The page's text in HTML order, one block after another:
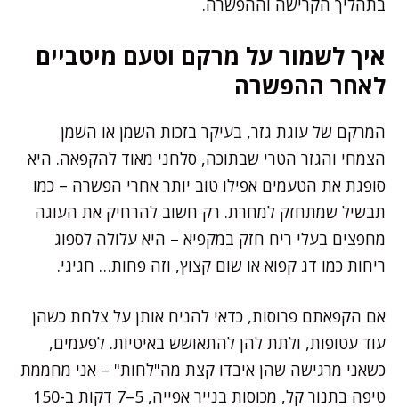
איך לשמור על מרקם וטעם מיטביים
לאחר ההפשרה
המרקם של עוגת גזר, בעיקר בזכות השמן או השמן
הצמחי והגזר הטרי שבתוכה, סלחני מאוד להקפאה. היא
סופגת את הטעמים אפילו טוב יותר אחרי הפשרה – כמו
תבשיל שמתחזק למחרת. רק חשוב להרחיק את העוגה
מחפצים בעלי ריח חזק במקפיא – היא עלולה לספוג
ריחות כמו דג קפוא או שום קצוץ, וזה פחות… חגיגי.
אם הקפאתם פרוסות, כדאי להניח אותן על צלחת כשהן
עוד עטופות, ולתת להן להתאושש באיטיות. לפעמים,
כשאני מרגישה שהן איבדו קצת מה"לחות" – אני מחממת
טיפה בתנור קל, מכוסות בנייר אפייה, 5–7 דקות ב-150